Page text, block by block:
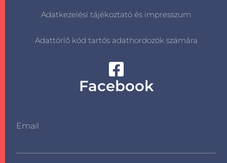
Adatkezelési tájékoztató és impresszum
Adattörlő kód tartós adathordozók számára
Facebook
Email